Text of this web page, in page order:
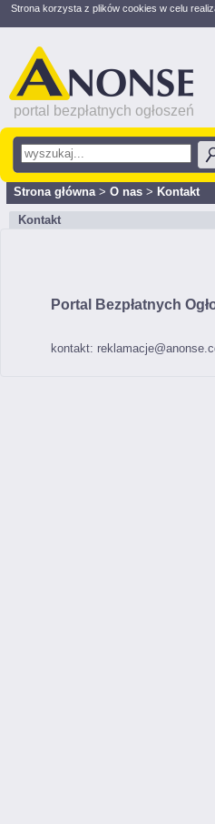
Strona korzysta z plików cookies w celu
portal bezpłatnych ogłoszeń
Strona główna> O nas > Kontakt
Kontakt
Portal Bezpłatnych
kontakt: